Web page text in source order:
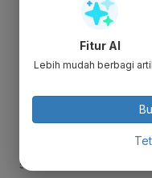
Fitur AI
Lebih mudah berbagi